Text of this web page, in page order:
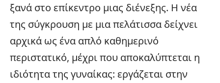
ξανά στο επίκεντρο μιας διένεξης. Η νέα
της σύγκρουση με μια πελάτισσα δείχνει
αρχικά ως ένα απλό καθημερινό
περιστατικό, μέχρι που αποκαλύπτεται η
ιδιότητα της γυναίκας: εργάζεται στην